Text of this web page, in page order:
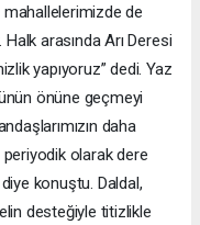
mahallelerimizde de
arasında Arı Deresi
yapıyoruz” dedi. Yaz
önüne geçmeyi
daha
olarak dere
konuştu. Daldal,
desteğiyle titizlikle